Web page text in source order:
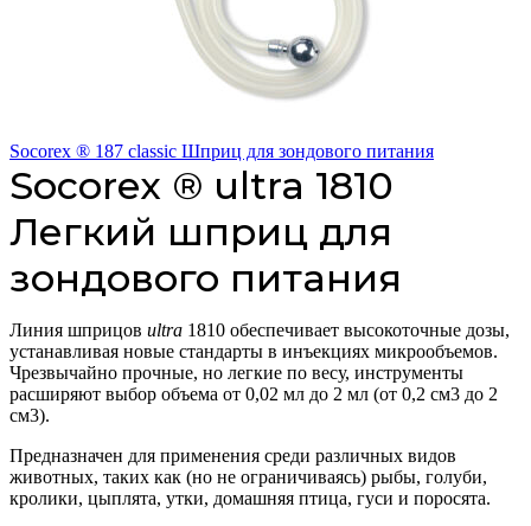
Socorex ® 187 classic Шприц для зондового питания
Socorex ® ultra 1810
Легкий шприц для
зондового питания
Линия шприцов ultra 1810 обеспечивает высокоточные дозы,
устанавливая новые стандарты в инъекциях микрообъемов.
Чрезвычайно прочные, но легкие по весу, инструменты
расширяют выбор объема от 0,02 мл до 2 мл (от 0,2 см3 до 2
см3).
Предназначен для применения среди различных видов
животных, таких как (но не ограничиваясь) рыбы, голуби,
кролики, цыплята, утки, домашняя птица, гуси и поросята.